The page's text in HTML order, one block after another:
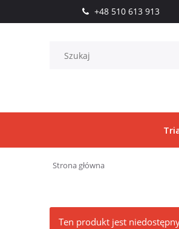
+48 510 613 913
Strona główna
Ten produkt jest